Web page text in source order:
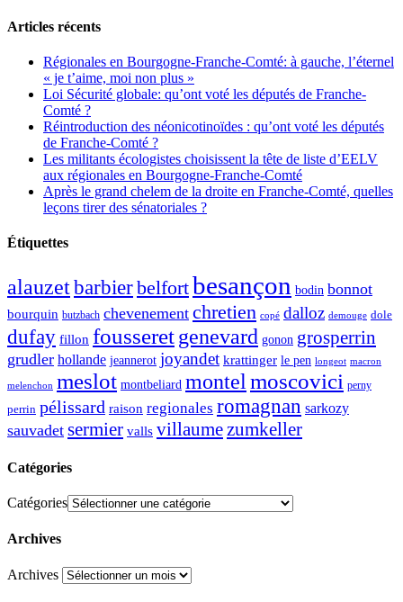
Articles récents
Régionales en Bourgogne-Franche-Comté: à gauche, l’éternel
« je t’aime, moi non plus »
Loi Sécurité globale: qu’ont voté les députés de Franche-
Comté ?
Réintroduction des néonicotinoïdes : qu’ont voté les députés
de Franche-Comté ?
Les militants écologistes choisissent la tête de liste d’EELV
aux régionales en Bourgogne-Franche-Comté
Après le grand chelem de la droite en Franche-Comté, quelles
leçons tirer des sénatoriales ?
Étiquettes
alauzetbarbierbelfortbesançon bodin bonnot
bourquin butzbach chevenement chretien copé dalloz demouge dole
dufay fillon fousseretgenevard gonon grosperrin
grudler hollande jeannerot joyandet krattinger le pen longeot macron
melenchon meslot montbeliard montel moscovici perny
perrin pélissard raison regionales romagnan sarkozy
sauvadet sermier valls villaume zumkeller
Catégories
Catégories
Archives
Archives